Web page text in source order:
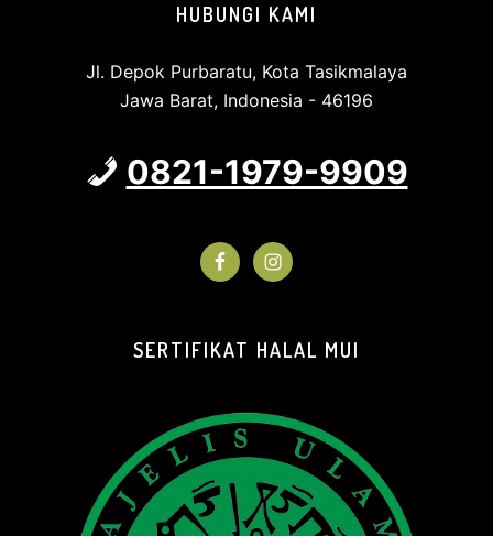
HUBUNGI KAMI
Jl. Depok Purbaratu, Kota Tasikmalaya
Jawa Barat, Indonesia - 46196
0821-1979-9909
SERTIFIKAT HALAL MUI